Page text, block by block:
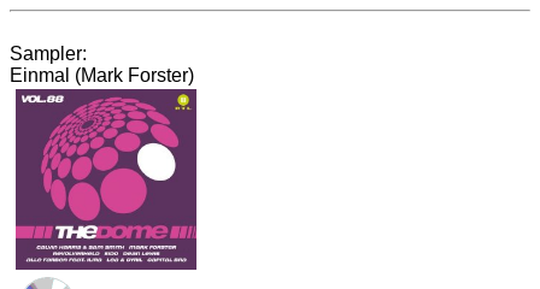
Sampler:
Einmal (Mark Forster)